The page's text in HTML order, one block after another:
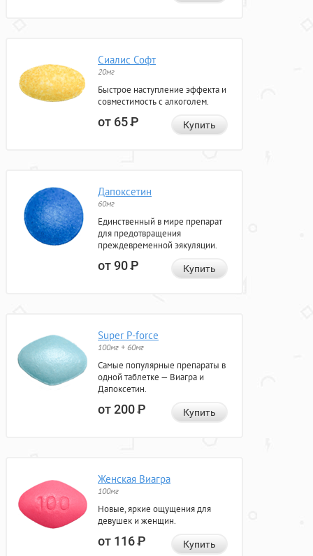
Сиалис Софт
20мг
Быстрое наступление эффекта и
совместимость с алкоголем.
от 65Р Купить
Дапоксетин
60мг
Единственный в мире препарат
для предотвращения
преждевременной эякуляции.
от 90Р Купить
Super P-force
100мг + 60мг
Самые популярные препараты в
одной таблетке — Виагра и
Дапоксетин.
от 200Р Купить
Женская Виагра
100мг
Новые, яркие ощущения для
девушек и женщин.
от 116Р Купить